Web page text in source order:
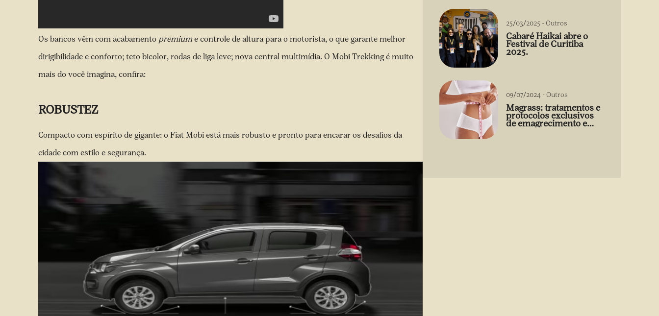
Os bancos vêm com acabamento premiume controle de altura para o motorista, o que garante melhor
dirigibilidade e conforto; teto bicolor, rodas de liga leve; nova central multimídia. O Mobi Trekking é muito
mais do você imagina, confira:
ROBUSTEZ
Compacto com espírito de gigante: o Fiat Mobi está mais robusto e pronto para encarar os desafios da
cidade com estilo e segurança.
25/03/2025 -Outros
Cabaré Haikai abre o
Festival de Curitiba
2025.
09/07/2024 -Outros
Magrass: tratamentos e
protocolos exclusivos
de emagrecimento e
estética sem uso de